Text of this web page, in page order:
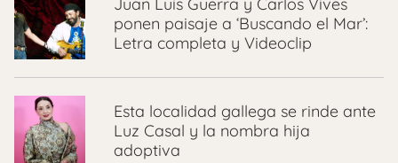
ponen paisaje a ‘Buscando el Mar’:
Letra completa y Videoclip
Esta localidad gallega se rinde ante
Luz Casal y la nombra hija
adoptiva